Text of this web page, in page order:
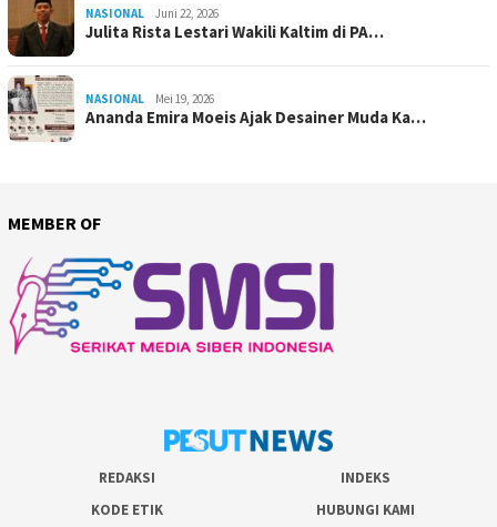
NASIONAL Juni 22, 2026
Julita Rista Lestari Wakili Kaltim di PA…
NASIONAL Mei 19, 2026
Ananda Emira Moeis Ajak Desainer Muda Ka…
MEMBER OF
REDAKSI
INDEKS
KODE ETIK
HUBUNGI KAMI